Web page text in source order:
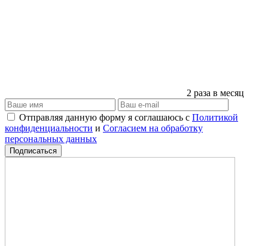
2 раза в месяц
Отправляя данную форму я соглашаюсь с Политикой
конфиденциальности и Согласием на обработку
персональных данных
Подписаться